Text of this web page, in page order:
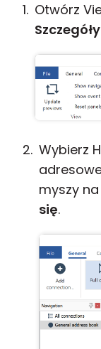
Otwórz
Szczegóły
Wybierz
myszy
się.